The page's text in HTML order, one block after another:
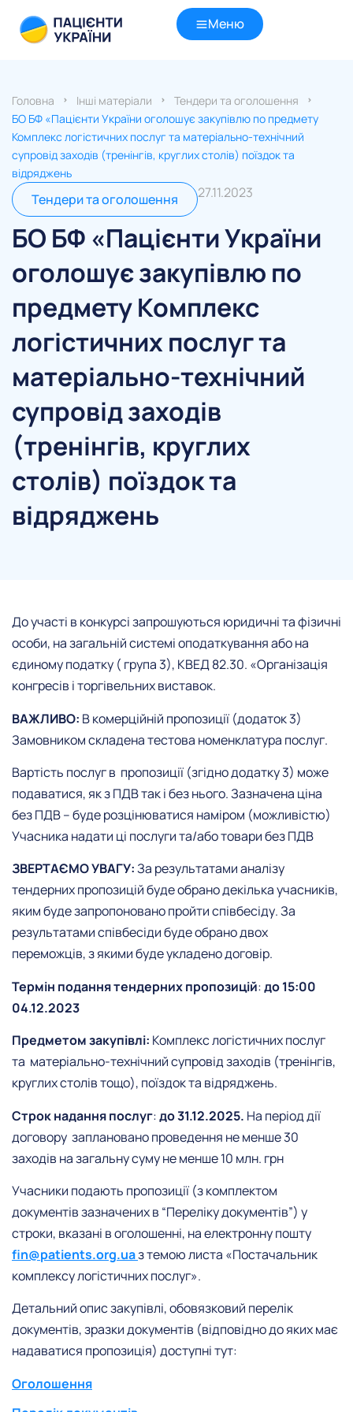
Меню
Головна Інші матеріали
Тендери та оголошення
БО БФ «Пацієнти України оголошує закупівлю по предмету
Комплекс логістичних послуг та матеріально-технічний
супровід заходів (тренінгів, круглих столів) поїздок та
відряджень
Тендери та оголошення 27.11.2023
БО БФ «Пацієнти України
оголошує закупівлю по
предмету Комплекс
логістичних послуг та
матеріально-технічний
супровід заходів
(тренінгів, круглих
столів) поїздок та
відряджень
До участі в конкурсі запрошуються юридичні та фізичні
особи, на загальній системі оподаткування або на
єдиному податку ( група 3), КВЕД 82.30. «Організація
конгресів і торгівельних виставок.
ВАЖЛИВО: В комерційній пропозиції (додаток 3)
Замовником складена тестова номенклатура послуг.
Вартість послуг в пропозиції (згідно додатку 3) може
подаватися, як з ПДВ так і без нього. Зазначена ціна
без ПДВ – буде розцінюватися наміром (можливістю)
Учасника надати ці послуги та/або товари без ПДВ
ЗВЕРТАЄМО УВАГУ:За результатами аналізу
тендерних пропозицій буде обрано декілька учасників,
яким буде запропоновано пройти співбесіду. За
результатами співбесіди буде обрано двох
переможців, з якими буде укладено договір.
Термін подання тендерних пропозицій:до 15:00
04.12.2023
Предметом закупівлі: Комплекс логістичних послуг
та матеріально-технічний супровід заходів (тренінгів,
круглих столів тощо), поїздок та відряджень.
Строк надання послуг:до 31.12.2025. На період дії
договору заплановано проведення не менше 30
заходів на загальну суму не менше 10 млн. грн
Учасники подають пропозиції (з комплектом
документів зазначених в “Переліку документів”) у
строки, вказані в оголошенні, на електронну пошту
fin@patients.org.uaз темою листа «Постачальник
комплексу логістичних послуг».
Детальний опис закупівлі, обовязковий перелік
документів, зразки документів (відповідно до яких має
надаватися пропозиція) доступні тут:
Оголошення